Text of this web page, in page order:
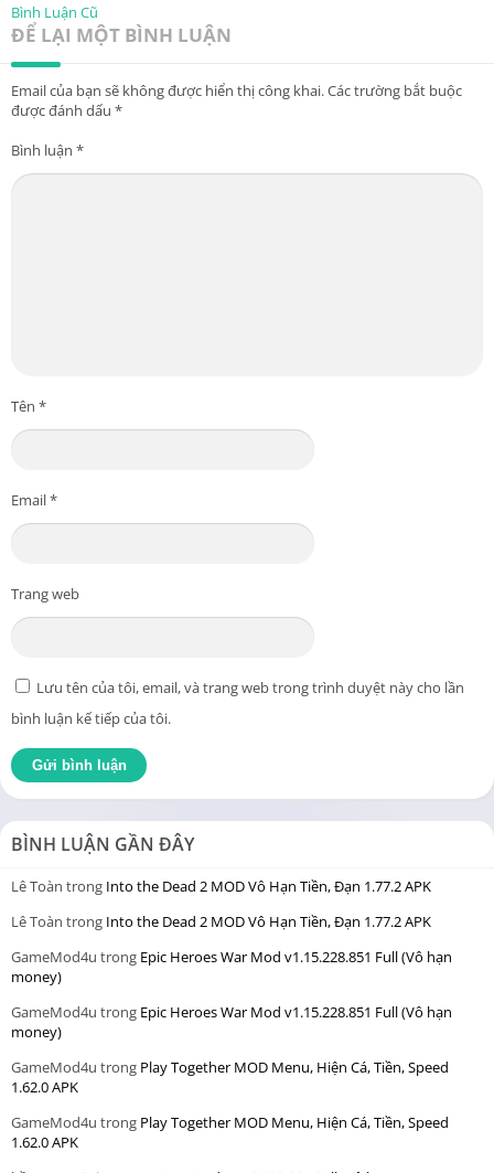
Bình Luận Cũ
ĐỂ LẠI MỘT BÌNH LUẬN
Email của bạn sẽ không được hiển thị công khai.Các trường bắt buộc
được đánh dấu *
Bình luận *
Tên *
Email*
Trang web
Lưu tên của tôi, email, và trang web trong trình duyệt này cho lần
bình luận kế tiếp của tôi.
BÌNH LUẬN GẦN ĐÂY
Lê Toàn trong Into the Dead 2 MOD Vô Hạn Tiền, Đạn 1.77.2 APK
Lê Toàn trong Into the Dead 2 MOD Vô Hạn Tiền, Đạn 1.77.2 APK
GameMod4u trong Epic Heroes War Mod v1.15.228.851 Full (Vô hạn
money)
GameMod4u trong Epic Heroes War Mod v1.15.228.851 Full (Vô hạn
money)
GameMod4u trong Play Together MOD Menu, Hiện Cá, Tiền, Speed
1.62.0 APK
GameMod4u trong Play Together MOD Menu, Hiện Cá, Tiền, Speed
1.62.0 APK